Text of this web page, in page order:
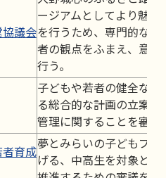
協議会
ージアムとしてより魅力
を行うため、専門的な立
者の観点をふまえ、意見
行う。
子どもや若者の健全な育
る総合的な計画の立案お
管理に関することを審議
者育成
夢とみらいの子どもプラ
げる、中高生を対象とし